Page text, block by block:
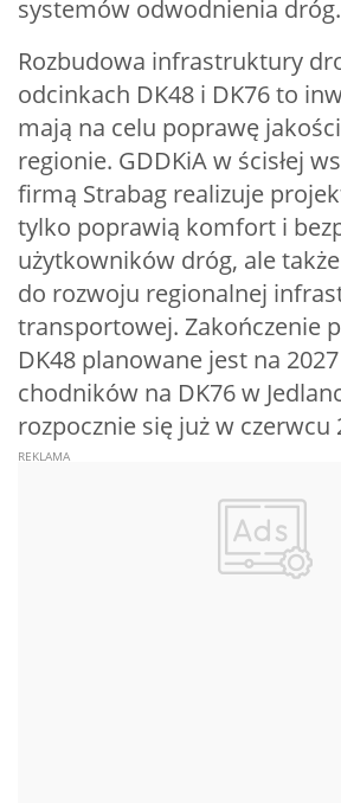
systemów odwodnienia dróg.
Rozbudowa infrastruktury
odcinkach DK48 i DK76 to
mają na celu poprawę
regionie. GDDKiA w ścisłej
firmą Strabag realizuje
tylko poprawią komfort i
użytkowników dróg, ale
do rozwoju regionalnej
transportowej. Zakończenie
DK48 planowane jest na
chodników na DK76 w
rozpocznie się już w czerwcu